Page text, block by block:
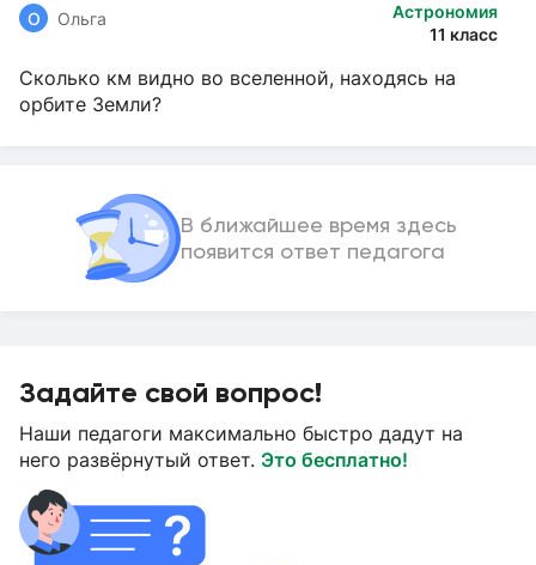
Астрономия
11 класс
О Ольга
Сколько км видно во вселенной, находясь на
орбите Земли?
В ближайшее время здесь
появится ответ педагога
Задайте свой вопрос!
Наши педагоги максимально быстро дадут на
него развёрнутый ответ. Это бесплатно!